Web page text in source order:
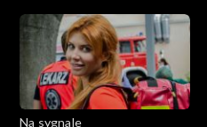
Na sygnale